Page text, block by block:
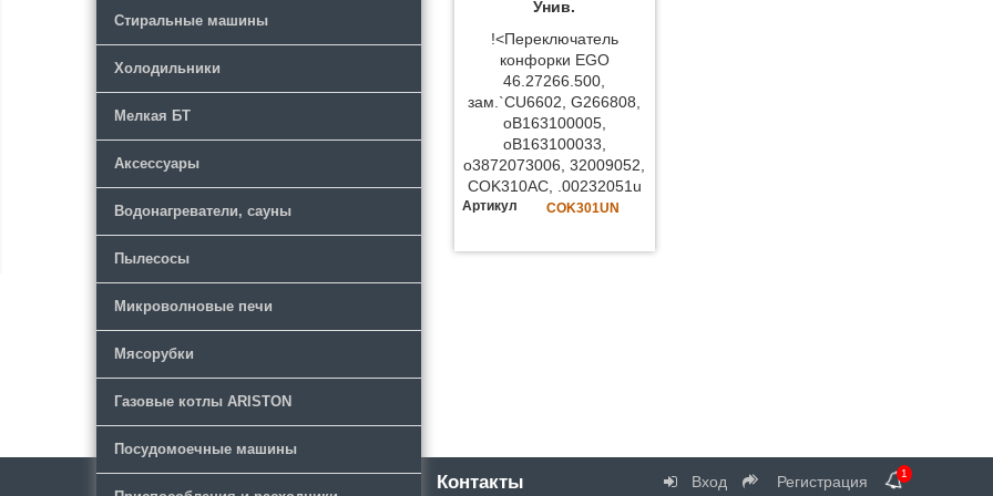
Стиральные машины
Холодильники
Мелкая БТ
Аксессуары
Водонагреватели, сауны
Пылесосы
Микроволновые печи
Мясорубки
Газовые котлы ARISTON
Посудомоечные машины
Унив.
!<Переключатель
конфорки EGO
46.27266.500,
зам.`CU6602, G266808,
oB163100005,
oB163100033,
o3872073006, 32009052,
COK310AC, .00232051u
Артикул COK301UN
Контакты Вход Регистрация 1